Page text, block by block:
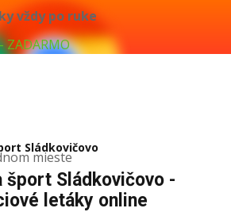
vždy po ruke
ZADARMO
mieste
Sládkovičovo
šport Sládkovičovo -
letáky online